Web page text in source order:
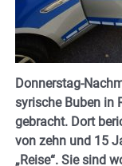
Donnerstag-
syrische Buben in
gebracht. Dort
von zehn und 15
„Reise“. Sie sind